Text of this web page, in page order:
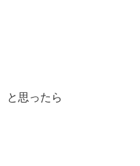
と思ったら